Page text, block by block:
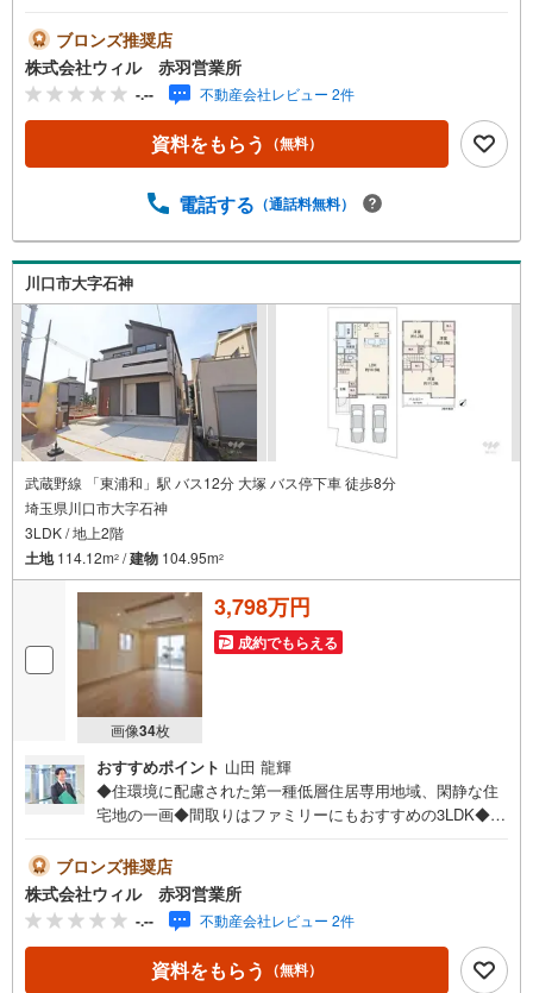
のあるお住まい！◆開放感を演出してくれる対面タイプの
キッチンを採用◆ビルドイン食洗機やビルドイン水栓が採
用されたキッチン！◆乾燥機付きのバスルームは雨の日の
お洗濯にも便利！◆全居室収納付きでスペースを有効的に
使えます！◆お車をお持ちのご家族に嬉しい！ビルトイン
駐車スペース有り！◆「イオンスタイル川口」までも徒歩
0～19:00】上記時間はお電話が繋がりやすくなっておりま
学予約ボタンよりご希望の日時をご記入いただけますとス
ムーズにご案内が可能です。～住宅ローン～諸費用込融資
や築年数の古い物件のローンも得意としており、最適な銀
行をご提案します。～リフォーム～理想の間取り、テイス
トを作り上げられます！リフォームプランナーの同行も可
能です。
ブロンズ推奨店
株式会社ウィル 赤羽営業所
-.-- 不動産会社レビュー 2件
資料をもらう （無料）
電話する （通話料無料）
川口市大字石神
武蔵野線 「東浦和」駅 バス12分 大塚 バス停下車 徒歩8分
埼玉県川口市大字石神
3LDK / 地上2階
土地114.12m2 /建物 104.95m2
画像34枚
3,798万円
成約でもらえる
おすすめポイント 山田 龍輝
◆住環境に配慮された第一種低層住居専用地域、閑静な住
宅地の一画◆間取りはファミリーにもおすすめの3LDK◆ツ
で、明るく風通し良好です！◆LDKは約18.5帖とゆとりの
空間がございます！◆開放感を演出してくれる対面タイプ
のキッチンを採用◆全居室に便利な収納付きで、お部屋の
スペースを有効的に使えそうです◆食洗機や浴室乾燥機を
完備！暮らす人を考えた設備・仕様◆ベビーカーやスポー
ツ用品が置ける土間収納付き！◆宅配ボックス完備◆駐車
ブロンズ推奨店
株式会社ウィル 赤羽営業所
-.-- 不動産会社レビュー 2件
資料をもらう （無料）